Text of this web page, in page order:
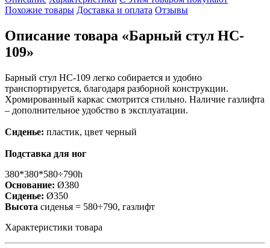
Похожие товары Доставка и оплата Отзывы
Описание товара «Барный стул HC-
109»
Барный стул HC-109 легко собирается и удобно
транспортируется, благодаря разборной конструкции.
Хромированный каркас смотрится стильно. Наличие газлифта
– дополнительное удобство в эксплуатации.
Сиденье: пластик, цвет черный
Подставка для ног
380*380*580÷790h
Основание: Ø380
Сиденье: Ø350
Высота сиденья = 580÷790, газлифт
Характеристики товара